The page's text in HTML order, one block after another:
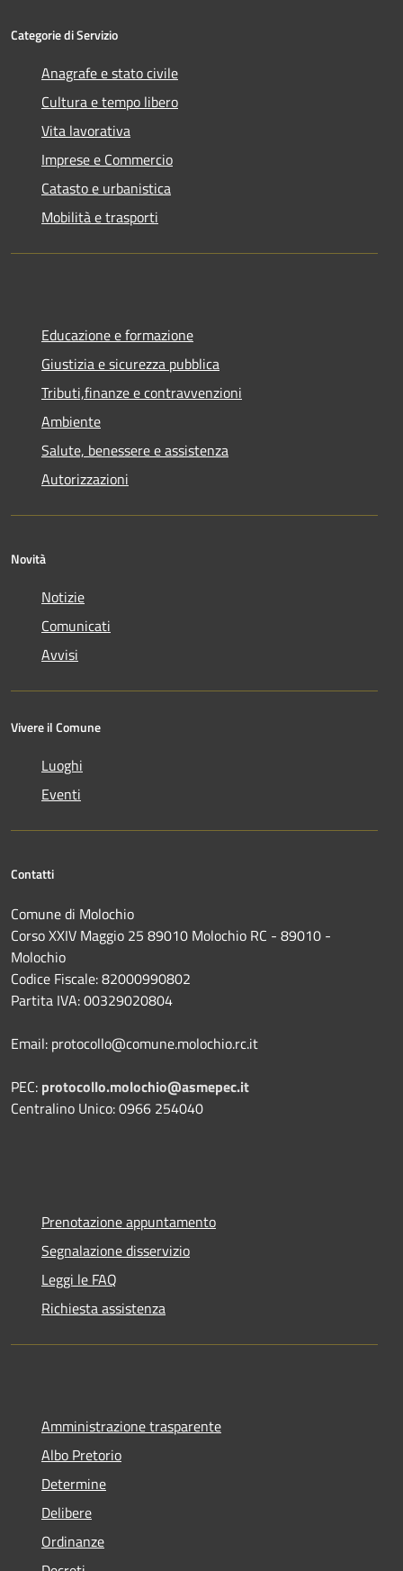
Categorie di Servizio
Anagrafe e stato civile
Cultura e tempo libero
Vita lavorativa
Imprese e Commercio
Catasto e urbanistica
Mobilità e trasporti
Educazione e formazione
Giustizia e sicurezza pubblica
Tributi,finanze e contravvenzioni
Ambiente
Salute, benessere e assistenza
Autorizzazioni
Novità
Notizie
Comunicati
Avvisi
Vivere il Comune
Luoghi
Eventi
Contatti
Comune di Molochio
Corso XXIV Maggio 25 89010 Molochio RC - 89010 -
Molochio
Codice Fiscale: 82000990802
Partita IVA: 00329020804
Email: protocollo@comune.molochio.rc.it
PEC: protocollo.molochio@asmepec.it
Centralino Unico: 0966 254040
Prenotazione appuntamento
Segnalazione disservizio
Leggi le FAQ
Richiesta assistenza
Amministrazione trasparente
Albo Pretorio
Determine
Delibere
Ordinanze